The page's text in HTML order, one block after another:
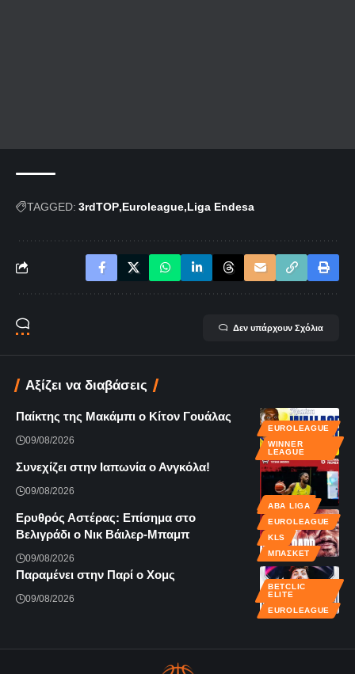
TAGGED: 3rdTOP Euroleague Liga Endesa
Δεν υπάρχουν Σχόλια
Αξίζει να διαβάσεις
EUROLEAGUE
WINNER
LEAGUE
Παίκτης της Μακάμπι ο Κίτον Γουάλας
09/08/2026
ΚΌΣΜΟΣ
Συνεχίζει στην Ιαπωνία ο Ανγκόλα!
09/08/2026
ABA LIGA
EUROLEAGUE
KLS
ΜΠΆΣΚΕΤ
Ερυθρός Αστέρας: Επίσημα στο
Βελιγράδι ο Νικ Βάιλερ-Μπαμπ
09/08/2026
BETCLIC
ELITE
EUROLEAGUE
Παραμένει στην Παρί ο Χομς
09/08/2026